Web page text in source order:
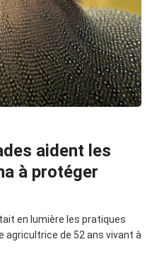
aident les
à protéger
en lumière les pratiques
agricultrice de 52 ans vivant à